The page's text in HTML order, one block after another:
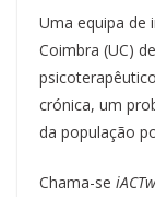
e
b
o
o
k
e
s
k
y
e
a
d
s
Uma equipa de
Coimbra (UC)
crónica, um
da população
Chama-se